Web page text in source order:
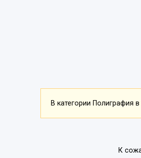
В категории Полиграфия
К